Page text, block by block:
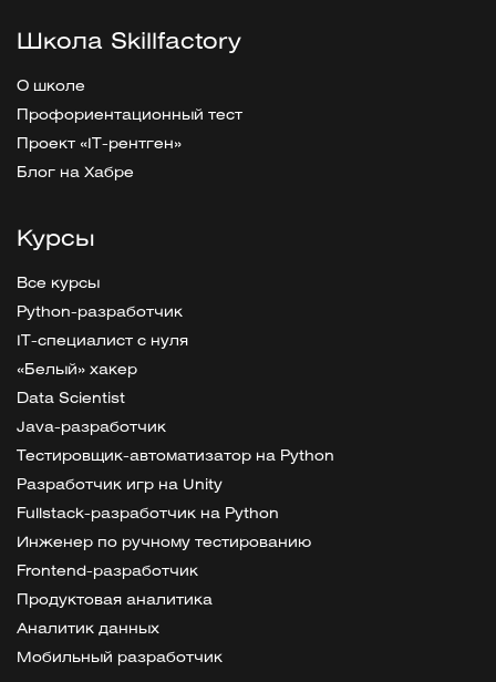
Школа Skillfactory
О школе
Профориентационный тест
Проект «IT-рентген»
Блог на Хабре
Курсы
Все курсы
Python-разработчик
IT-специалист с нуля
«Белый» хакер
Data Scientist
Java-разработчик
Тестировщик-автоматизатор на Python
Разработчик игр на Unity
Fullstack-разработчик на Python
Инженер по ручному тестированию
Frontend-разработчик
Продуктовая аналитика
Аналитик данных
Мобильный разработчик